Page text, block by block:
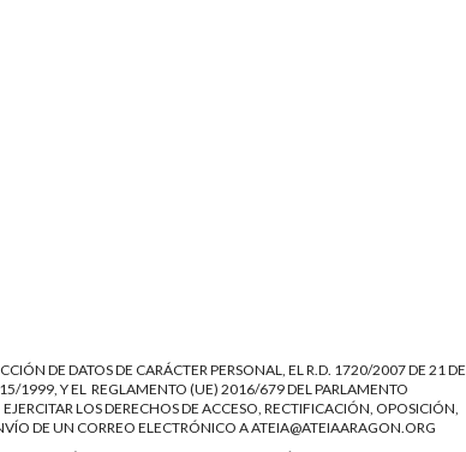
DE DATOS DE CARÁCTER PERSONAL, EL R.D. 1720/2007 DE 21 DE
1999, Y EL REGLAMENTO (UE) 2016/679 DEL PARLAMENTO
LOS DERECHOS DE ACCESO, RECTIFICACIÓN, OPOSICIÓN,
DE UN CORREO ELECTRÓNICO AATEIA@ATEIAARAGON.ORG